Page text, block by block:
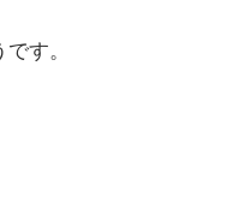
す。